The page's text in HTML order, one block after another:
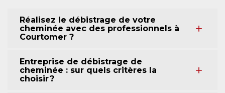
Réalisez le débistrage de votre
cheminée avec des professionnels à
Courtomer ?
Entreprise de débistrage de
cheminée : sur quels critères la
choisir ?